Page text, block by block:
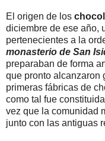
El origen de los
diciembre de ese año,
pertenecientes a la
monasterio de San
preparaban de forma
que pronto alcanzaron
primeras fábricas de
como tal fue
vez que la comunidad
junto con las antiguas